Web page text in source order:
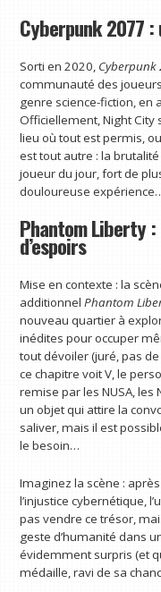
Cyberpunk 2077
Sorti en 2020, Cyberpunk
communauté des
genre science-fiction, en
Officiellement, Night City
lieu où tout est permis,
est tout autre : la
joueur du jour, fort de
douloureuse
Phantom Liberty :
d’espoirs
Mise en contexte : la
additionnelPhantom
nouveau quartier à
inédites pour occuper
tout dévoiler (juré, pas
ce chapitre voit V, le
remise par les NUSA, les
un objet qui attire la
saliver, mais il est
le besoin…
Imaginez la scène :
l’injustice cybernétique,
pas vendre ce trésor,
geste d’humanité dans
évidemment surpris (et
médaille, ravi de sa